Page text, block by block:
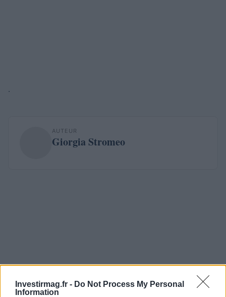
Investirmag.fr - Do Not Process My Personal
Information
.
AUTEUR
Giorgia Stromeo